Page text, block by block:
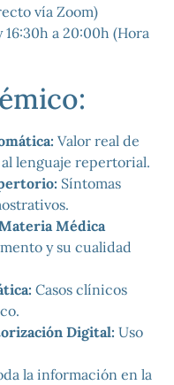
vía Zoom)
16:30h a 20:00h (Hora
Valor real de
lenguaje repertorial.
Síntomas
Médica
y su cualidad
Casos clínicos
Digital: Uso
la información en la